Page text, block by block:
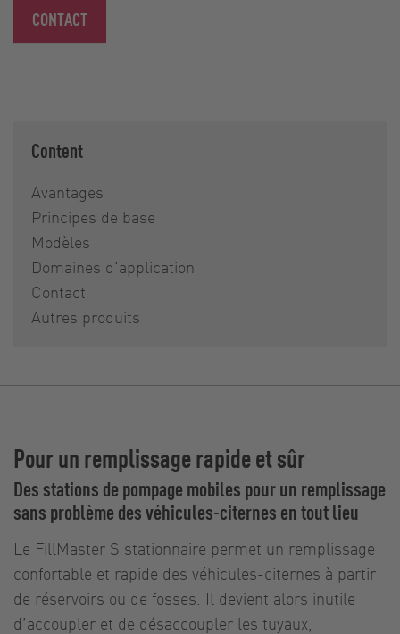
CONTACT
Content
Avantages
Principes de base
Modèles
Domaines d'application
Contact
Autres produits
Pour un remplissage rapide et sûr
Des stations de pompage mobiles pour un remplissage
sans problème des véhicules-citernes en tout lieu
Le FillMaster S stationnaire permet un remplissage
confortable et rapide des véhicules-citernes à partir
de réservoirs ou de fosses. Il devient alors inutile
d’accoupler et de désaccoupler les tuyaux,